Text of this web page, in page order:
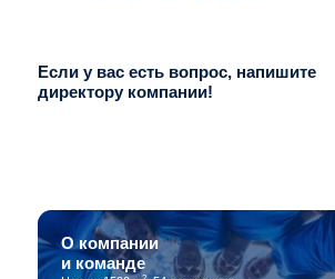
Если у вас есть вопрос, напишите
директору компании!
О компании
и команде